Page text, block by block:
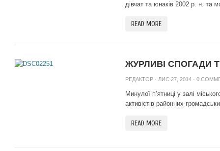
дівчат та юнаків 2002 р. н. та
READ MORE
ЖУРЛИВІ СПОГАДИ
РЕДАКТОР · ЛИС 27, 2014 · 0
Минулої п’ятниці у залі
активістів районних
READ MORE